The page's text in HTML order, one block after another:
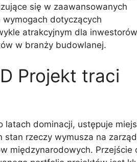
się w zaawansowanych
dotyczących
atrakcyjnym dla inwestorów
w branży budowlanej.
Projekt traci
latach dominacji, ustępuje
stan rzeczy wymusza na
międzynarodowych. Przejście